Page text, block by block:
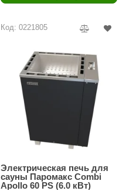
Код: 0221805
Электрическая печь для
сауны Паромакс Combi
Apollo 60 PS (6.0 кВт)